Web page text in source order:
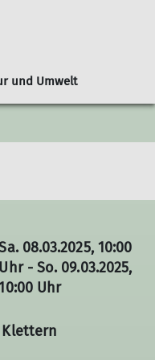
und Umwelt
08.03.2025, 10:00
Uhr - So. 09.03.2025,
Uhr
Klettern